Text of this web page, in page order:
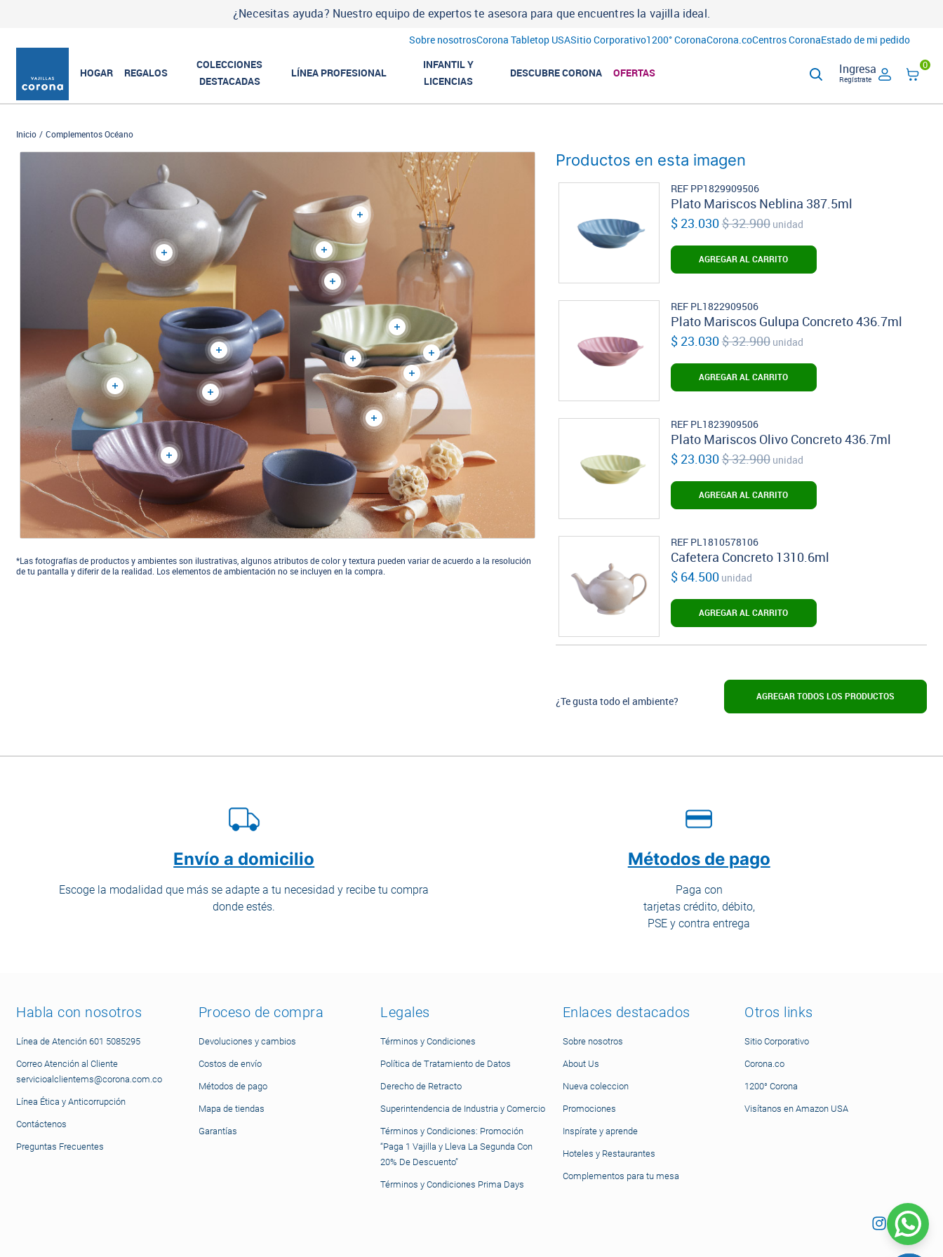
¿Necesitas ayuda? Nuestro equipo de expertos te asesora para que encuentres la vajilla ideal.
Sobre nosotrosCorona Tabletop USASitio Corporativo1200° CoronaCorona.coCentros CoronaEstado de mi pedido
HOGAR REGALOS
COLECCIONES
DESTACADAS
LÍNEA PROFESIONAL
INFANTIL Y
LICENCIAS
DESCUBRE CORONA OFERTAS Ingresa
Regístrate
0
Inicio Complementos Océano
*Las fotografías de productos y ambientes son ilustrativas, algunos atributos de color y textura pueden variar de acuerdo a la resolución
de tu pantalla y diferir de la realidad. Los elementos de ambientación no se incluyen en la compra.
Productos en esta imagen
REF PP1829909506
Plato Mariscos Neblina 387.5ml
$ 23.030$ 32.900unidad
AGREGAR AL CARRITO
REF PL1822909506
Plato Mariscos Gulupa Concreto 436.7ml
$ 23.030$ 32.900unidad
AGREGAR AL CARRITO
REF PL1823909506
Plato Mariscos Olivo Concreto 436.7ml
$ 23.030$ 32.900unidad
AGREGAR AL CARRITO
REF PL1810578106
Cafetera Concreto 1310.6ml
$ 64.500unidad
AGREGAR AL CARRITO
$ 23.030
$ 32.900unidad
$ 95.200
REF PL1823578712
Azucarera Olivo 339.3ml
$ 27.500 unidad
REF PL1824578412
AGREGAR AL CARRITO
¿Te gusta todo el ambiente? AGREGAR TODOS LOS PRODUCTOS
Envío a domicilio
Escoge la modalidad que más se adapte a tu necesidad y recibe tu compra
donde estés.
Métodos de pago
Paga con
tarjetas crédito, débito,
PSE y contra entrega
Habla con nosotros
Línea de Atención 601 5085295
Correo Atención al Cliente
servicioalclientems@corona.com.co
Línea Ética y Anticorrupción
Contáctenos
Preguntas Frecuentes
Proceso de compra
Devoluciones y cambios
Costos de envío
Métodos de pago
Mapa de tiendas
Garantías
Legales
Términos y Condiciones
Política de Tratamiento de Datos
Derecho de Retracto
Superintendencia de Industria y Comercio
Términos y Condiciones: Promoción
“Paga 1 Vajilla y Lleva La Segunda Con
20% De Descuento”
Términos y Condiciones Prima Days
Enlaces destacados
Sobre nosotros
About Us
Nueva coleccion
Promociones
Inspírate y aprende
Hoteles y Restaurantes
Complementos para tu mesa
Otros links
Sitio Corporativo
Corona.co
1200° Corona
Visítanos en Amazon USA